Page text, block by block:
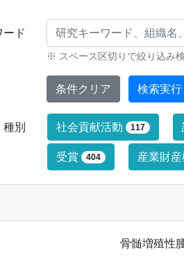
する検索条件
ード
※ スペース区切りで絞り込み検
条件クリア 検索実行
種別 研究業績タイプ
社会貢献活動 117
受賞 404 産業財
骨髄増殖性